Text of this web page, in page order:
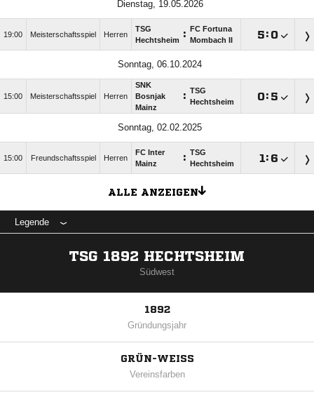
Dienstag, 19.05.2026
19:00 Meisterschaftsspiel Herren
TSG
Hechtsheim :
FC Fortuna
Mombach II
: 
Sonntag, 06.10.2024
15:00 Meisterschaftsspiel Herren
SNK
Bosnjak
Mainz
: TSG
Hechtsheim
: 
Sonntag, 02.02.2025
15:00 Freundschaftsspiel Herren
FC Inter
Mainz
: TSG
Hechtsheim
: 
ALLE ANZEIGEN
Legende
TSG 1892 HECHTSHEIM
Südwest
1892
Gründungsjahr
GRÜN-WEISS
Vereinsfarben